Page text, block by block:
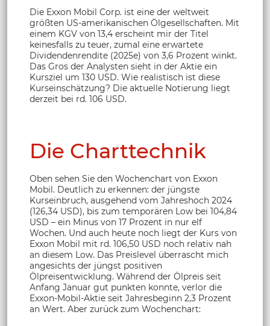
Die Exxon Mobil Corp. ist eine der weltweit
größten US-amerikanischen Ölgesellschaften. Mit
einem KGV von 13,4 erscheint mir der Titel
keinesfalls zu teuer, zumal eine erwartete
Dividendenrendite (2025e) von 3,6 Prozent winkt.
Das Gros der Analysten sieht in der Aktie ein
Kursziel um 130 USD. Wie realistisch ist diese
Kurseinschätzung? Die aktuelle Notierung liegt
derzeit bei rd. 106 USD.
Die Charttechnik
Oben sehen Sie den Wochenchart von Exxon
Mobil. Deutlich zu erkennen: der jüngste
Kurseinbruch, ausgehend vom Jahreshoch 2024
(126,34 USD), bis zum temporären Low bei 104,84
USD – ein Minus von 17 Prozent in nur elf
Wochen. Und auch heute noch liegt der Kurs von
Exxon Mobil mit rd. 106,50 USD noch relativ nah
an diesem Low. Das Preislevel überrascht mich
angesichts der jüngst positiven
Ölpreisentwicklung. Während der Ölpreis seit
Anfang Januar gut punkten konnte, verlor die
Exxon-Mobil-Aktie seit Jahresbeginn 2,3 Prozent
an Wert. Aber zurück zum Wochenchart: